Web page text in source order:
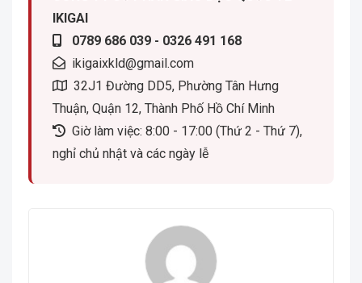
IKIGAI
0789 686 039 - 0326 491 168
ikigaixkld@gmail.com
32J1 Đường DD5, Phường Tân Hưng
Thuận, Quận 12, Thành Phố Hồ Chí Minh
Giờ làm việc: 8:00 - 17:00 (Thứ 2 - Thứ 7),
nghỉ chủ nhật và các ngày lễ